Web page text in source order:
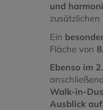
und
Ein
Fläche von
Ebenso im
Walk-in-
Ausblick